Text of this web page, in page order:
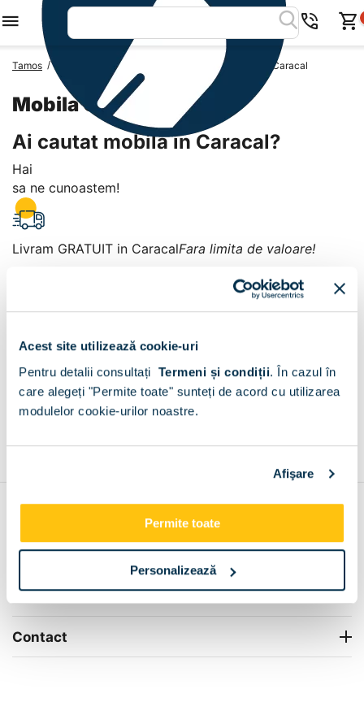
Acest site utilizează cookie-uri
Pentru detalii consultați Termeni și condiții. În cazul în
care alegeți "Permite toate" sunteți de acord cu utilizarea
modulelor cookie-urilor noastre.
Afişare
Permite toate
Personalizează
Tamos / Mobila Romania Mobila Judetul Olt Mobila Caracal
Mobila Caracal
Ai cautat mobila in Caracal?
Hai
sa ne cunoastem!
Livram GRATUIT in CaracalFara limita de valoare!
Caracal
+
Info Center
Livrare
Contact